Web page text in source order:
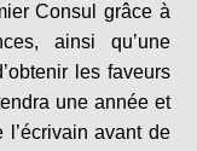
Consul grâce à
ainsi qu’une
les faveurs
une année et
avant de